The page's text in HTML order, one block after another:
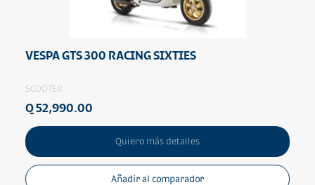
VESPA GTS 300 RACING SIXTIES
SCOOTER
Q 52,990.00
Quiero más detalles
Añadir al comparador